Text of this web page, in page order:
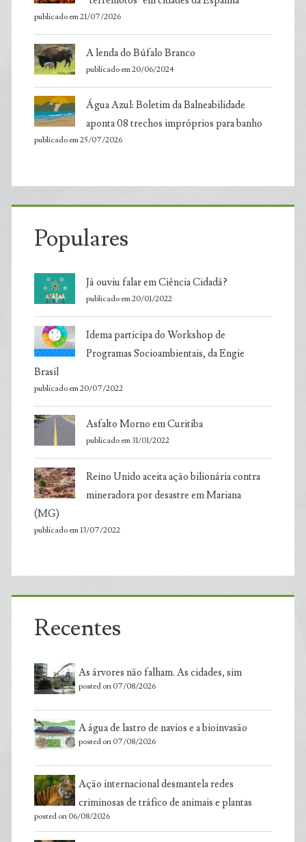
publicado em 21/07/2026
A lenda do Búfalo Branco
publicado em 20/06/2024
Água Azul: Boletim da Balneabilidade
aponta 08 trechos impróprios para banho
publicado em 25/07/2026
Populares
Já ouviu falar em Ciência Cidadã?
publicado em 20/01/2022
Idema participa do Workshop de
Programas Socioambientais, da Engie
Brasil
publicado em 20/07/2022
Asfalto Morno em Curitiba
publicado em 31/01/2022
Reino Unido aceita ação bilionária contra
mineradora por desastre em Mariana
(MG)
publicado em 13/07/2022
Recentes
As árvores não falham. As cidades, sim
posted on 07/08/2026
A água de lastro de navios e a bioinvasão
posted on 07/08/2026
Ação internacional desmantela redes
criminosas de tráfico de animais e plantas
posted on 06/08/2026